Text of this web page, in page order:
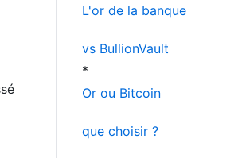
L'or de la banque
vs BullionVault
*
Or ou Bitcoin
que choisir ?